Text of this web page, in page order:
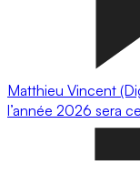
Matthieu Vincent
l’année 2026 sera